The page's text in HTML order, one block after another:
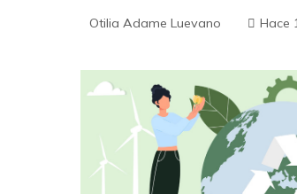
Otilia Adame Luevano Hace